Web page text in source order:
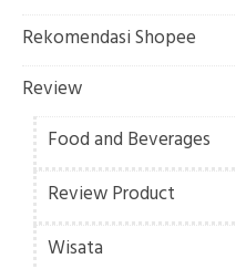
Rekomendasi Shopee
Review
Food and Beverages
Review Product
Wisata